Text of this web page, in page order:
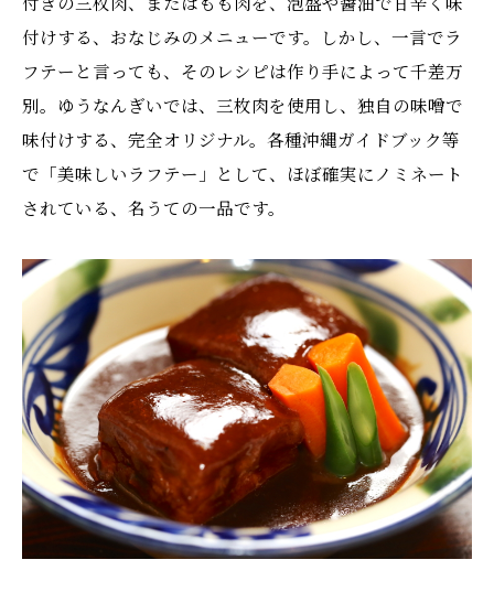
付けする、おなじみのメニューです。しかし、一言でラ
フテーと言っても、そのレシピは作り手によって千差万
別。ゆうなんぎいでは、三枚肉を使用し、独自の味噌で
味付けする、完全オリジナル。各種沖縄ガイドブック等
で「美味しいラフテー」として、ほぼ確実にノミネート
されている、名うての一品です。